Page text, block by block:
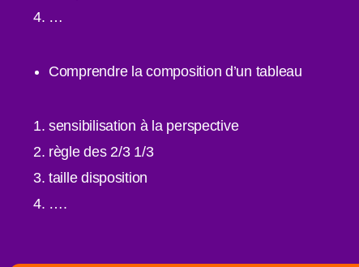
…
Comprendre la composition d’un tableau
sensibilisation à la perspective
règle des 2/3 1/3
taille disposition
….